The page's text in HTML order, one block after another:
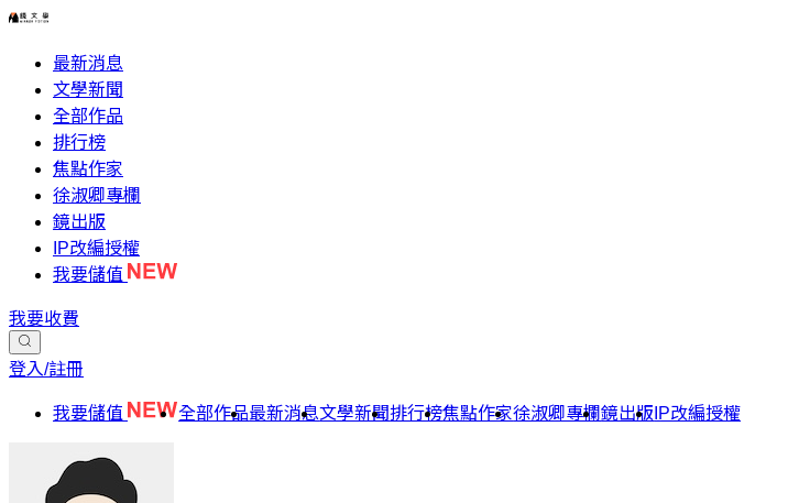
最新消息
文學新聞
全部作品
排行榜
焦點作家
徐淑卿專欄
鏡出版
IP改編授權
我要儲值
我要收費
登入/註冊
我要儲值 全部作品最新消息文學新聞排行榜焦點作家徐淑卿專欄鏡出版 IP改編授權